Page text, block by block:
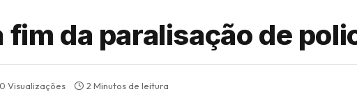
da paralisação de
0 Visualizações 2 Minutos de leitura